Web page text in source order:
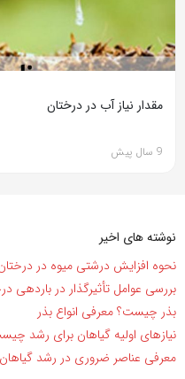
مقدار نیاز آب در درختان
9 سال پیش
نوشته های اخیر
نحوه افزایش درشتی میوه در
بررسی عوامل تأثیرگذار در باردهی
بذر چیست؟ معرفی انواع بذر
نیاز‌های اولیه گیاهان برای رشد
معرفی عناصر ضروری در رشد